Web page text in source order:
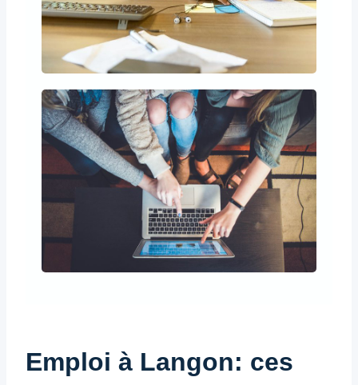
Emploi à Langon: ces